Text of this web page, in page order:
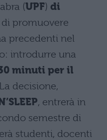
(UPF) di
promuovere
precedenti nel
introdurre una
minuti per il
decisione,
, entrerà in
semestre di
studenti, docenti